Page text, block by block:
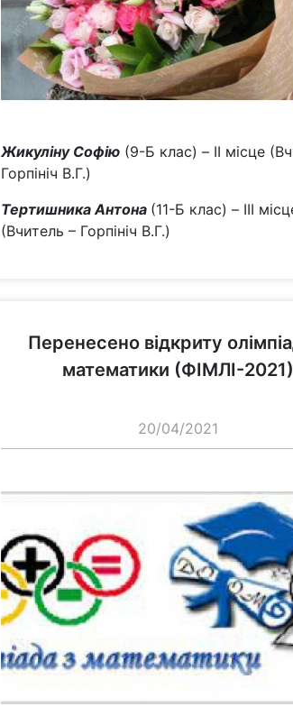
Жикуліну Софію (9-Б клас) – II місце
Горпініч В.Г.)
Тертишника Антона (11-Б клас) – III
(Вчитель – Горпініч В.Г.)
Перенесено відкриту
математики (ФІМЛІ-2021)
20/04/2021